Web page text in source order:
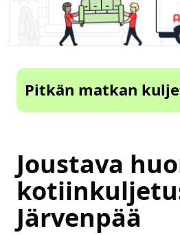
Pitkän matkan
Joustava
Järvenpää